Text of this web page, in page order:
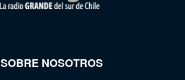
SOBRE NOSOTROS